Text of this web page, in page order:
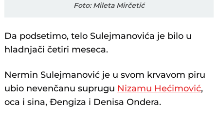
Foto: Mileta Mirčetić
Da podsetimo, telo Sulejmanovića je bilo u
hladnjači četiri meseca.
Nermin Sulejmanović je u svom krvavom piru
ubio nevenčanu suprugu Nizamu Hećimović,
oca i sina, Đengiza i Denisa Ondera.